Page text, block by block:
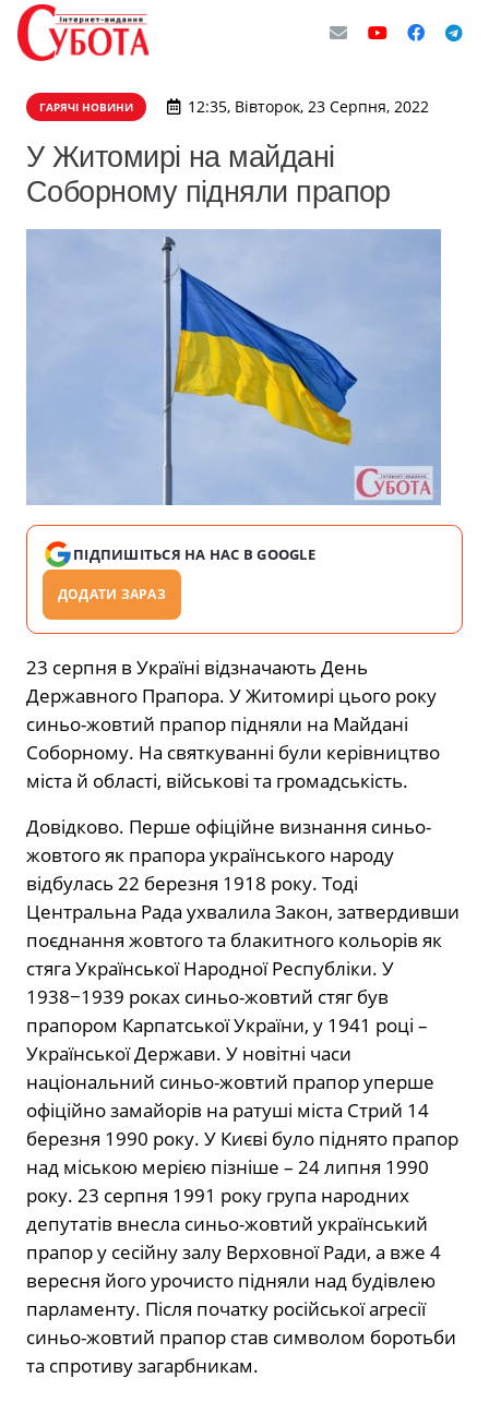
ГАРЯЧІ НОВИНИ 12:35, Вівторок, 23 Серпня, 2022
У Житомирі на майдані
Соборному підняли прапор
ПІДПИШІТЬСЯ НА НАС В GOOGLE
ДОДАТИ ЗАРАЗ
23 серпня в Україні відзначають День
Державного Прапора. У Житомирі цього року
синьо-жовтий прапор підняли на Майдані
Соборному. На святкуванні були керівництво
міста й області, військові та громадськість.
Довідково. Перше офіційне визнання синьо-
жовтого як прапора українського народу
відбулась 22 березня 1918 року. Тоді
Центральна Рада ухвалила Закон, затвердивши
поєднання жовтого та блакитного кольорів як
стяга Української Народної Республіки. У
1938−1939 роках синьо-жовтий стяг був
прапором Карпатської України, у 1941 році –
Української Держави. У новітні часи
національний синьо-жовтий прапор уперше
офіційно замайорів на ратуші міста Стрий 14
березня 1990 року. У Києві було піднято прапор
над міською мерією пізніше – 24 липня 1990
року. 23 серпня 1991 року група народних
депутатів внесла синьо-жовтий український
прапор у сесійну залу Верховної Ради, а вже 4
вересня його урочисто підняли над будівлею
парламенту. Після початку російської агресії
синьо-жовтий прапор став символом боротьби
та спротиву загарбникам.